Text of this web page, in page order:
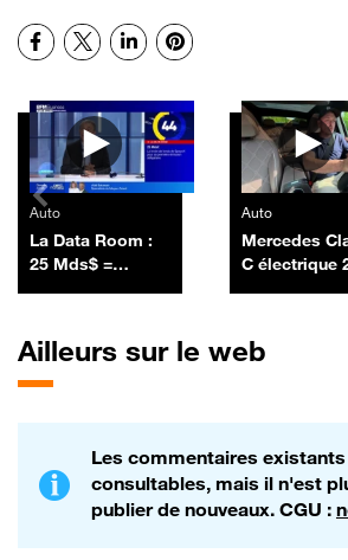
Facebook
X LinkedInPinterest
Autres vidéos
Auto
La Data Room :
25 Mds$ =
obligataire en
levant 25 Mds$ -
Auto
Mercedes
C électrique
Ailleurs sur le web
Les commentaires
consultables, mais il n'est
publier de nouveaux. CGU :